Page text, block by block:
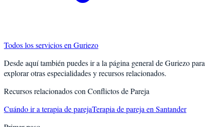
Todos los servicios en Guriezo
Desde aquí también puedes ir a la página general deGuriezopara
explorar otras especialidades y recursos relacionados.
Recursos relacionados con Conflictos de Pareja
Cuándo ir a terapia de parejaTerapia de pareja en Santander